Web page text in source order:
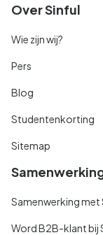
Over Sinful
Wie zijn wij?
Pers
Blog
Studentenkorting
Sitemap
Samenwerking met
Word B2B-klant bij